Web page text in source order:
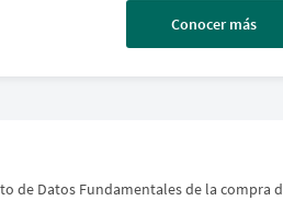
Conocer más
de Datos Fundamentales de la